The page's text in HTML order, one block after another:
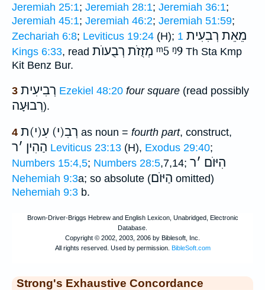
Jeremiah 25:1; Jeremiah 28:1; Jeremiah 36:1;
Jeremiah 45:1; Jeremiah 46:2; Jeremiah 51:59;
Zechariah 6:8; Leviticus 19:24 (H); מֵאֵת רְבִעִית 1
Kings 6:33, read מְזֻזֹת רְבֻעוֺת ᵐ5 ᵑ9 Th Sta Kmp
Kit Benz Bur.
3 רְבִיעִית Ezekiel 48:20 four square (read possibly
רְבוּעָה).
4 רְבִ(י) עִ(י)ת as noun = fourth part, construct,
הַהִין ׳ר Leviticus 23:13 (H), Exodus 29:40;
Numbers 15:4,5; Numbers 28:5,7,14; הִיּוֺם ׳ר
Nehemiah 9:3a; so absolute (הַיּוֺם omitted)
Nehemiah 9:3 b.
Strong's Exhaustive Concordance